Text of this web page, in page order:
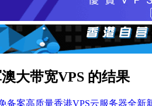
大带宽VPS 的结果